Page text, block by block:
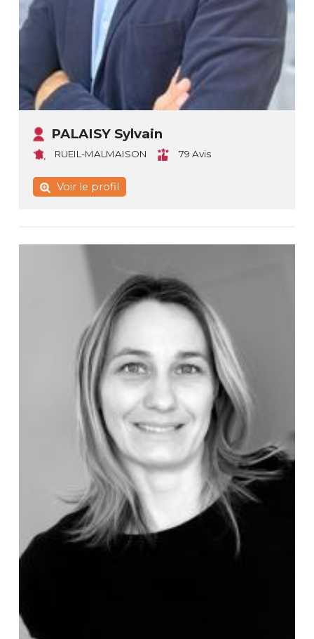
PALAISY Sylvain
RUEIL-MALMAISON 79 Avis
Voir le profil